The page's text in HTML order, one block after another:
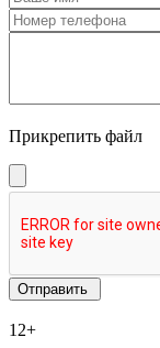
Прикрепить файл
12+